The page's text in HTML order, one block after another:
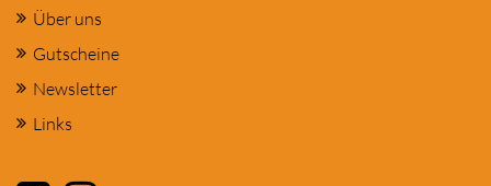
Über uns
Gutscheine
Newsletter
Links